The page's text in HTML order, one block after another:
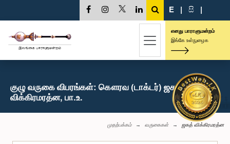
E | සි |
எனது பாராளுமன்றம்
இங்கே உள்நுழைக
குழு வருகை விபரங்கள்: கௌரவ (டாக்டர்) ஜகத்
விக்கிரமரத்ன, பா.உ.
முதற்பக்கம் வருகைகள் ஜகத் விக்கிரமரத்ன